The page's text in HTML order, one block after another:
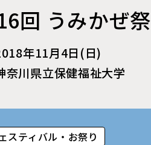
回 うみかぜ祭
年11月4日(日)
奈川県立保健福祉大学
スティバル・お祭り